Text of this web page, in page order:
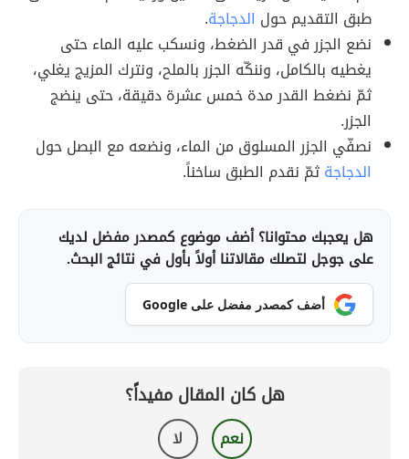
طبق التقديم حول الدجاجة.
نضع الجزر في قدر الضغط، ونسكب عليه الماء حتى
يغطيه بالكامل، وننكّه الجزر بالملح، ونترك المزيج يغلي،
ثمّ نضغط القدر مدة خمس عشرة دقيقة، حتى ينضج
الجزر.
نصفّي الجزر المسلوق من الماء، ونضعه مع البصل حول
الدجاجةثمّ نقدم الطبق ساخناً.
هل يعجبك محتوانا؟ أضف موضوع كمصدر مفضل لديك
على جوجل لتصلك مقالاتنا أولاً بأول في نتائج البحث.
أضف كمصدر مفضل على Google
هل كان المقال مفيداً؟
نعم لا